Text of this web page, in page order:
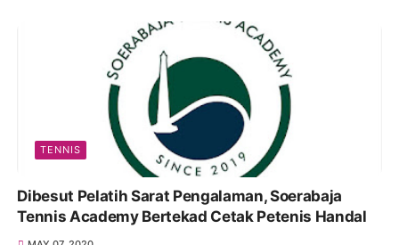
TENNIS
Dibesut Pelatih Sarat Pengalaman, Soerabaja
Tennis Academy Bertekad Cetak Petenis Handal